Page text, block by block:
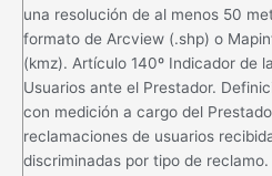
una resolución de al menos 50
formato de Arcview (.shp) o
(kmz). Artículo 140º Indicador de
Usuarios ante el Prestador.
con medición a cargo del
reclamaciones de usuarios
discriminadas por tipo de